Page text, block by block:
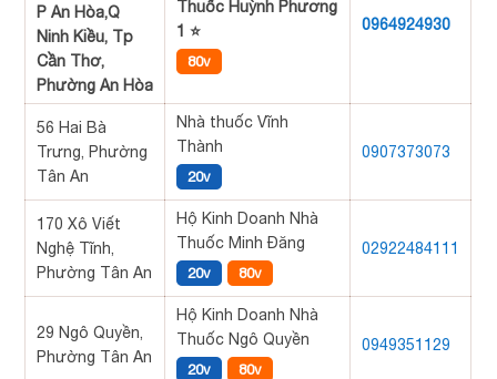
P An Hòa,Q
Ninh Kiều, Tp
Cần Thơ,
Phường An Hòa
Thuốc Huỳnh Phương
1 ⭐
80v
0964924930
56 Hai Bà
Trưng, Phường
Tân An
Nhà thuốc Vĩnh
Thành
20v
0907373073
170 Xô Viết
Nghệ Tĩnh,
Phường Tân An
Hộ Kinh Doanh Nhà
Thuốc Minh Đăng
20v 80v
02922484111
29 Ngô Quyền,
Phường Tân An
Hộ Kinh Doanh Nhà
Thuốc Ngô Quyền
20v 80v
0949351129